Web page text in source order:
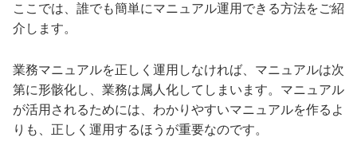
ここでは、誰でも簡単にマニュアル運用できる方法をご紹
介します。
業務マニュアルを正しく運用しなければ、マニュアルは次
第に形骸化し、業務は属人化してしまいます。マニュアル
が活用されるためには、わかりやすいマニュアルを作るよ
りも、正しく運用するほうが重要なのです。